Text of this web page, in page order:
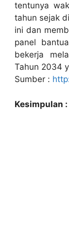
tentunya
tahun sejak
ini dan
panel
bekerja
Tahun 2034
Sumber :
Kesimpulan :